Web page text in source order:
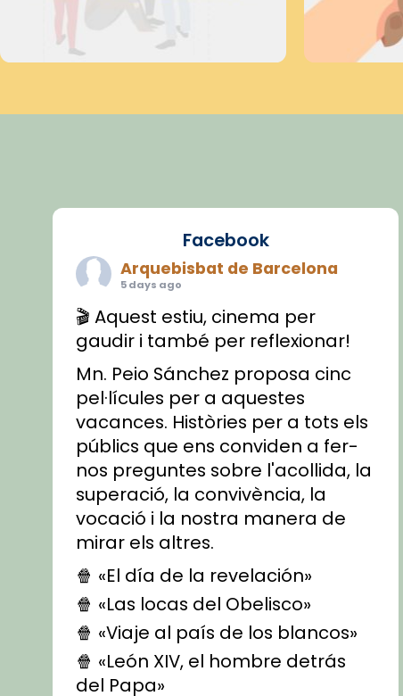
Facebook
Arquebisbat de Barcelona
5 days ago
🎬 Aquest estiu, cinema per
gaudir i també per reflexionar!
Mn. Peio Sánchez proposa cinc
pel·lícules per a aquestes
vacances. Històries per a tots els
públics que ens conviden a fer-
nos preguntes sobre l'acollida, la
superació, la convivència, la
vocació i la nostra manera de
mirar els altres.
🍿 «El día de la revelación»
🍿 «Las locas del Obelisco»
🍿 «Viaje al país de los blancos»
🍿 «León XIV, el hombre detrás
del Papa»